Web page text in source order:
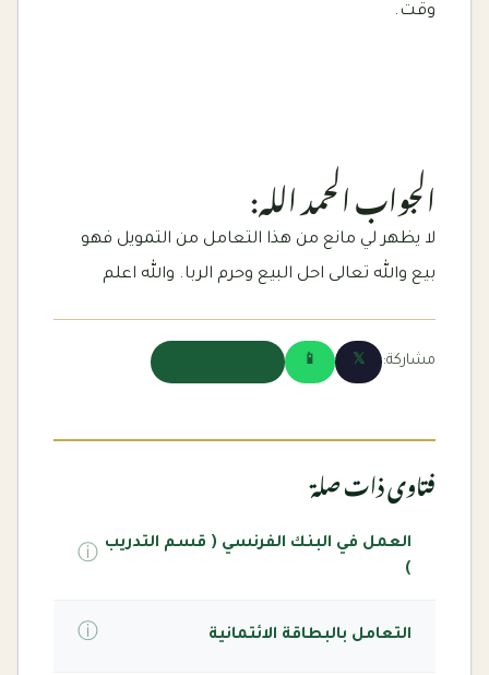
وقت.
الجواب الحمد الله:
لا يظهر لي مانع من هذا التعامل من التمويل فهو
بيع والله تعالى احل البيع وحرم الربا. والله اعلم
مشاركة: 𝕏
📱
فتاوى ذات صلة
العمل في البنك الفرنسي ( قسم التدريب
)
ⓘ
التعامل بالبطاقة الائتمانية ⓘ